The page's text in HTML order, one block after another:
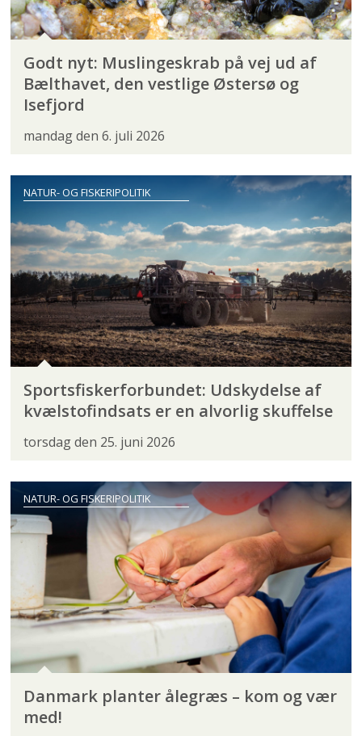
Godt nyt: Muslingeskrab på vej ud af
Bælthavet, den vestlige Østersø og
Isefjord
mandag den 6. juli 2026
NATUR- OG FISKERIPOLITIK
Sportsfiskerforbundet: Udskydelse af
kvælstofindsats er en alvorlig skuffelse
torsdag den 25. juni 2026
NATUR- OG FISKERIPOLITIK
Danmark planter ålegræs – kom og vær
med!